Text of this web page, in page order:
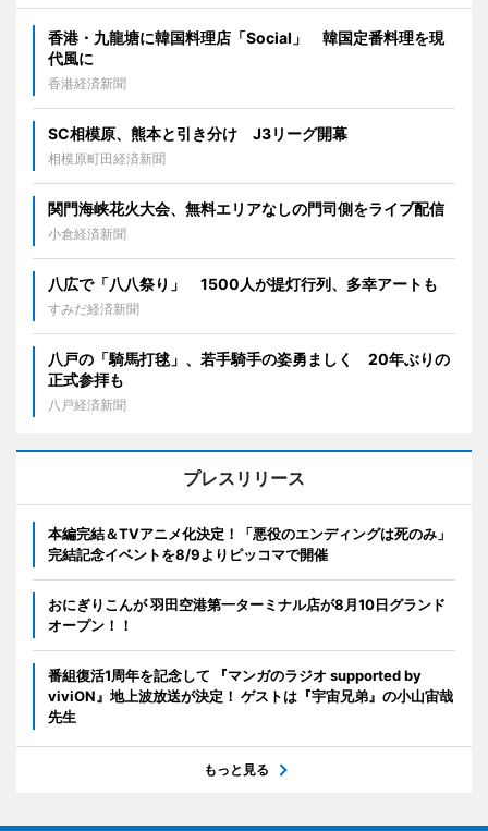
香港・九龍塘に韓国料理店「Social」 韓国定番料理を現
代風に
香港経済新聞
SC相模原、熊本と引き分け J3リーグ開幕
相模原町田経済新聞
関門海峡花火大会、無料エリアなしの門司側をライブ配信
小倉経済新聞
八広で「八八祭り」 1500人が提灯行列、多幸アートも
すみだ経済新聞
八戸の「騎馬打毬」、若手騎手の姿勇ましく 20年ぶりの
正式参拝も
八戸経済新聞
プレスリリース
本編完結＆TVアニメ化決定！「悪役のエンディングは死のみ」
完結記念イベントを8/9よりピッコマで開催
おにぎりこんが 羽田空港第一ターミナル店が8月10日グランド
オープン！！
番組復活1周年を記念して 『マンガのラジオ supported by
viviON』地上波放送が決定！ ゲストは『宇宙兄弟』の小山宙哉
先生
もっと見る